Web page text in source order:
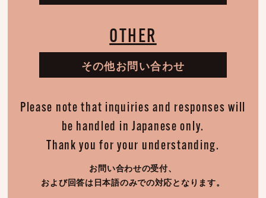
OTHER
その他お問い合わせ
Please note that inquiries and responses will
be handled in Japanese only.
Thank you for your understanding.
お問い合わせの受付、
および回答は日本語のみでの対応となります。